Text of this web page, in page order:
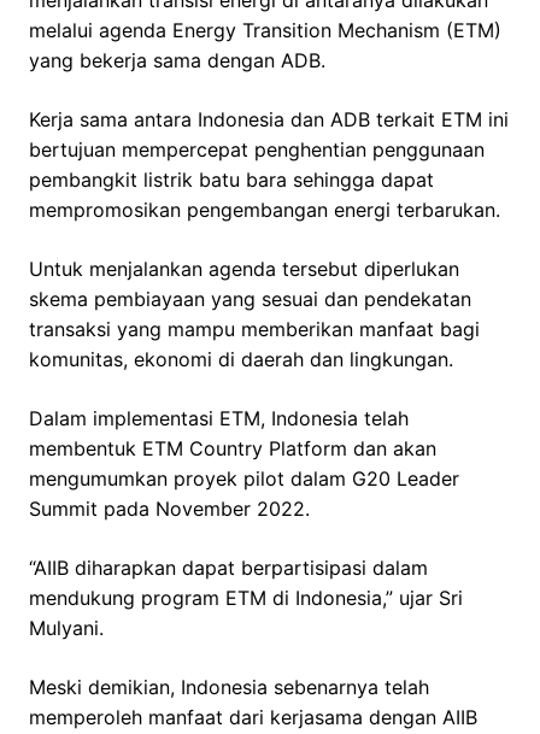
melalui agenda Energy Transition Mechanism (ETM)
yang bekerja sama dengan ADB.
Kerja sama antara Indonesia dan ADB terkait ETM ini
bertujuan mempercepat penghentian penggunaan
pembangkit listrik batu bara sehingga dapat
mempromosikan pengembangan energi terbarukan.
Untuk menjalankan agenda tersebut diperlukan
skema pembiayaan yang sesuai dan pendekatan
transaksi yang mampu memberikan manfaat bagi
komunitas, ekonomi di daerah dan lingkungan.
Dalam implementasi ETM, Indonesia telah
membentuk ETM Country Platform dan akan
mengumumkan proyek pilot dalam G20 Leader
Summit pada November 2022.
“AIIB diharapkan dapat berpartisipasi dalam
mendukung program ETM di Indonesia,” ujar Sri
Mulyani.
Meski demikian, Indonesia sebenarnya telah
memperoleh manfaat dari kerjasama dengan AIIB